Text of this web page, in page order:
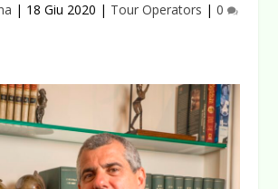
| 18 Giu 2020 | Tour Operators | 0